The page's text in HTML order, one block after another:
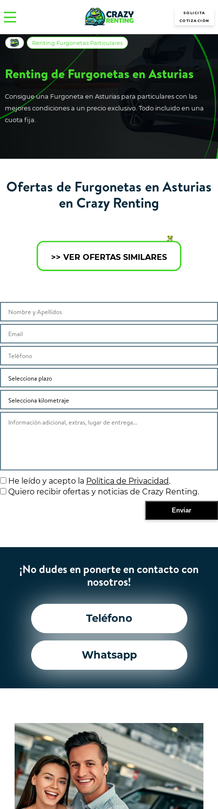
SOLICITA
COTIZACIÓN
Renting de Furgonetas en Asturias
Consigue una Furgoneta en Asturias para particulares con las
mejores condiciones a un precio exclusivo. Todo incluido en una
cuota fija.
Renting Furgonetas Particulares
Ofertas de Furgonetas en Asturias
en Crazy Renting
>> VER OFERTAS SIMILARES
He leído y acepto la Política de Privacidad.
Quiero recibir ofertas y noticias de Crazy Renting.
¡No dudes en ponerte en contacto con
nosotros!
Teléfono
Whatsapp